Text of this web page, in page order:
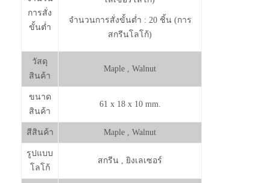
การสั่ง
ขั้นต่ำ
จำนวนการสั่งขั้นต่ำ : 20 ชิ้น (การ
สกรีนโลโก้)
วัสดุ
สินค้า
Maple , Walnut
ขนาด
สินค้า
61 x 18 x 10 mm.
สีสินค้า Maple , Walnut
รูปแบบ
โลโก้
สกรีน , ยิงเลเซอร์